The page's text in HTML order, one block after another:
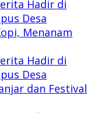
Hadir di
Desa
Menanam
Hadir di
Desa
dan Festival